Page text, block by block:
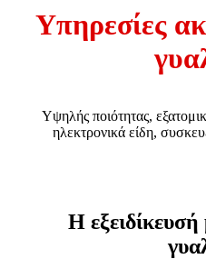
Υπηρεσίες
Υψηλής ποιότητας,
ηλεκτρονικά είδη,
Η